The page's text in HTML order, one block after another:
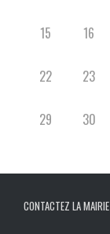
15 16
22 23
29 30
CONTACTEZ LA MAIRIE